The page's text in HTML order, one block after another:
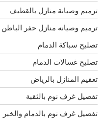
ترميم وصيانة منازل بالقطيف
ترميم وصيانه منازل حفر الباطن
تصليح سباكة الدمام
تصليح غسالات الدمام
تعقيم المنازل بالرياض
تفصيل غرف نوم بالثقبة
تفصيل غرف نوم بالدمام والخبر